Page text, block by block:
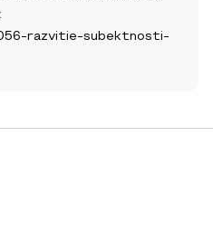
razvitie-subektnosti-